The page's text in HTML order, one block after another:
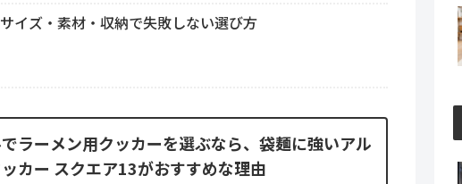
イズ・素材・収納で失敗しない選び方
ラーメン用クッカーを選ぶなら、袋麺に強いアル
カー スクエア13がおすすめな理由